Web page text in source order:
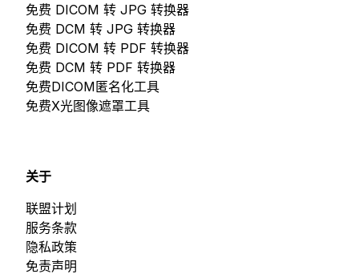
免费 DICOM 转 JPG 转换器
免费 DCM 转 JPG 转换器
免费 DICOM 转 PDF 转换器
免费 DCM 转 PDF 转换器
免费DICOM匿名化工具
免费X光图像遮罩工具
关于
联盟计划
服务条款
隐私政策
免责声明